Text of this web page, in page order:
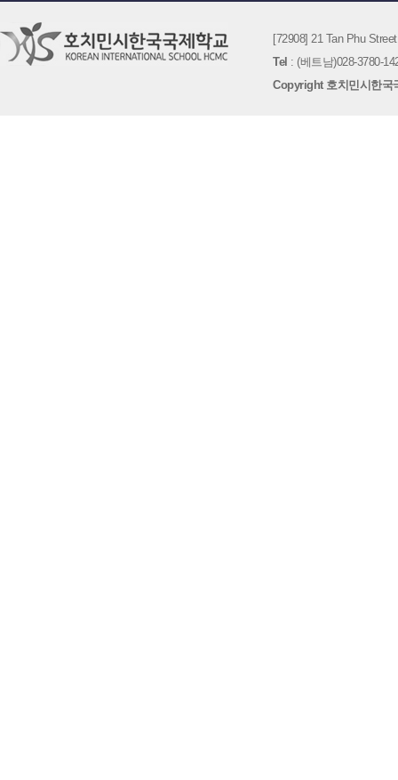
[72908] 21 Tan Phu
Tel : (베트남)028-3780-
Copyright 호치민시한국